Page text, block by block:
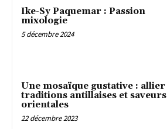
Ike-Sy Paquemar : Passion
mixologie
5 décembre 2024
Une mosaïque gustative : allier
traditions antillaises et saveurs
orientales
22 décembre 2023